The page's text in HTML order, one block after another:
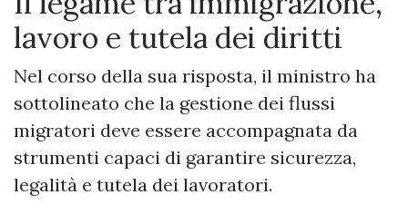
lavoro e tutela dei diritti
Nel corso della sua risposta, il ministro ha
sottolineato che la gestione dei flussi
migratori deve essere accompagnata da
strumenti capaci di garantire sicurezza,
legalità e tutela dei lavoratori.